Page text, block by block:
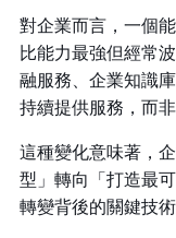
對企業而言，一個
比能力最強但經常
融服務、企業知識
持續提供服務，而
這種變化意味著，
型」轉向「打造最
轉變背後的關鍵技術